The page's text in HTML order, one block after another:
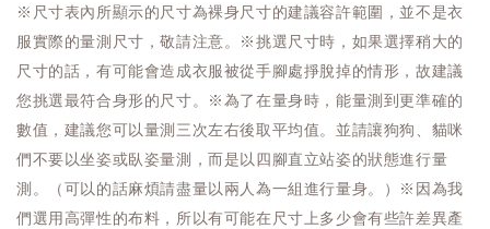
※尺寸表內所顯示的尺寸為裸身尺寸的建議容許範圍，並不是衣
服實際的量測尺寸，敬請注意。※挑選尺寸時，如果選擇稍大的
尺寸的話，有可能會造成衣服被從手腳處掙脫掉的情形，故建議
您挑選最符合身形的尺寸。※為了在量身時，能量測到更準確的
數值，建議您可以量測三次左右後取平均值。並請讓狗狗、貓咪
們不要以坐姿或臥姿量測，而是以四腳直立站姿的狀態進行量
測。（可以的話麻煩請盡量以兩人為一組進行量身。）※因為我
們選用高彈性的布料，所以有可能在尺寸上多少會有些許差異產